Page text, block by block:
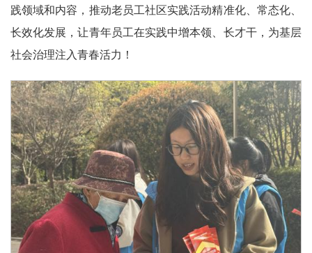
践领域和内容，推动老员工社区实践活动精准化、常态化、
长效化发展，让青年员工在实践中增本领、长才干，为基层
社会治理注入青春活力！